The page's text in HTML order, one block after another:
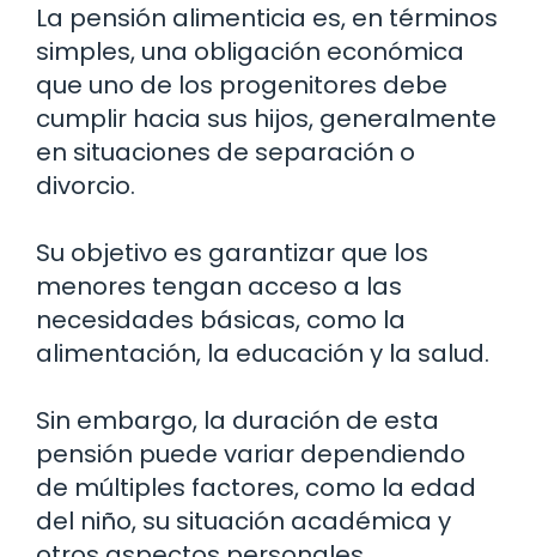
La pensión alimenticia es, en términos
simples, una obligación económica
que uno de los progenitores debe
cumplir hacia sus hijos, generalmente
en situaciones de separación o
divorcio.
Su objetivo es garantizar que los
menores tengan acceso a las
necesidades básicas, como la
alimentación, la educación y la salud.
Sin embargo, la duración de esta
pensión puede variar dependiendo
de múltiples factores, como la edad
del niño, su situación académica y